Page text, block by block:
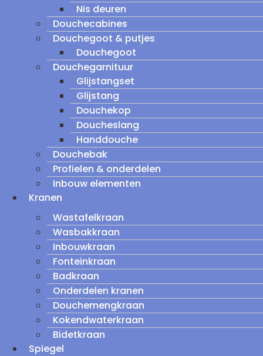
Nis deuren
Douchecabines
Douchegoot & putjes
Douchegoot
Douchegarnituur
Glijstangset
Glijstang
Douchekop
Doucheslang
Handdouche
Douchebak
Profielen & onderdelen
Inbouw elementen
Kranen
Wastafelkraan
Wasbakkraan
Inbouwkraan
Fonteinkraan
Badkraan
Onderdelen kranen
Douchemengkraan
Kokendwaterkraan
Bidetkraan
Spiegel